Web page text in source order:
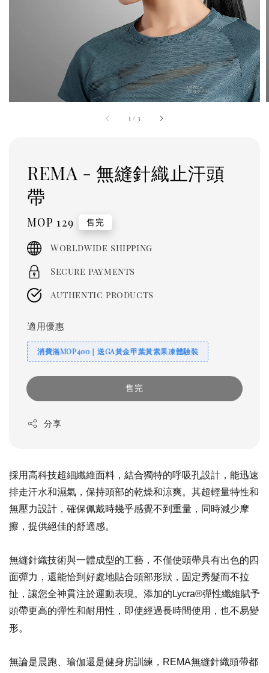
1 / 3
REMA - 無縫針織止汗頭
帶
Regular
price
MOP 129 售完
Worldwide shipping
Secure payments
Authentic products
適用優惠
消費滿MOP400｜送GA黃金甲葉黃素果凍體驗裝
售完
分享
採用高科技超細纖維面料，結合獨特的呼吸孔設計，能迅速
排走汗水和濕氣，保持頭部的乾燥和涼爽。其超輕量特性和
無壓力設計，確保佩戴時幾乎感覺不到重量，同時減少摩
擦，提供絕佳的舒適感。
無縫針織技術與一體成型的工藝，不僅使頭帶具有出色的四
面彈力，還能恰到好處地貼合頭部形狀，固定秀髮而不拉
扯，讓您全神貫注於運動表現。添加的Lycra®彈性纖維賦予
頭帶更高的彈性和耐用性，即使經過長時間使用，也不易變
形。
無論是晨跑、瑜伽還是健身房訓練，REMA無縫針織頭帶都